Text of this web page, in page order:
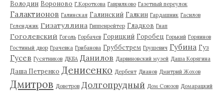
Володин Вороново Г.Короткова Гаврилково Газетный переулок
Галактионов Галинская Галинский Галкин Гардашник Гасилов
Геленджик Гизатуллина Гиппенрейтер Гладков Гнап
Гоголевский Гоголь Горбачев Горицкий Горобец Горький Горяинов
Гостиный двор Грачевка Грибанова Груббстрем Грушевич Губина Гуз
Гусев Гусятников ДКБА Данилов Дарвиновский музей Даша Корягина
Даша Петренко Денисенко Дербент Дианов Дмитрий Жохов
Дмитров Доветров Долгопрудный Дом Союзов Домарацкий